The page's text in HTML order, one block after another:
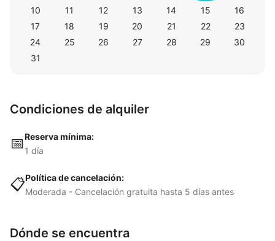
10
11 12 13 14 15
16
17
18 19 20 21 22
23
24
25 26 27 28 29
30
31
Condiciones de alquiler
📅Reserva mínima:
1 día
📋Política de cancelación:
Moderada - Cancelación gratuita hasta 5 días antes
Dónde se encuentra